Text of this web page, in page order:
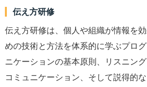
伝え方研修
伝え方研修は、個人や組織が情報を
めの技術と方法を体系的に学ぶプロ
ニケーションの基本原則、リスニン
コミュニケーション、そして説得的